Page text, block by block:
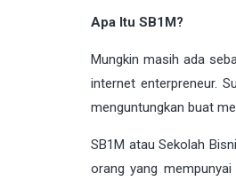
Apa Itu SB1M?
Mungkin masih ada
internet enterpreneur.
menguntungkan buat
SB1M atau Sekolah
orang yang